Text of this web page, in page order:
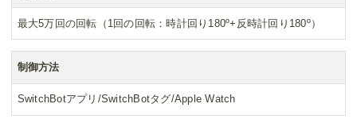
最大5万回の回転（1回の回転：時計回り180º+反時計回り180º）
制御方法
SwitchBotアプリ/SwitchBotタグ/Apple Watch